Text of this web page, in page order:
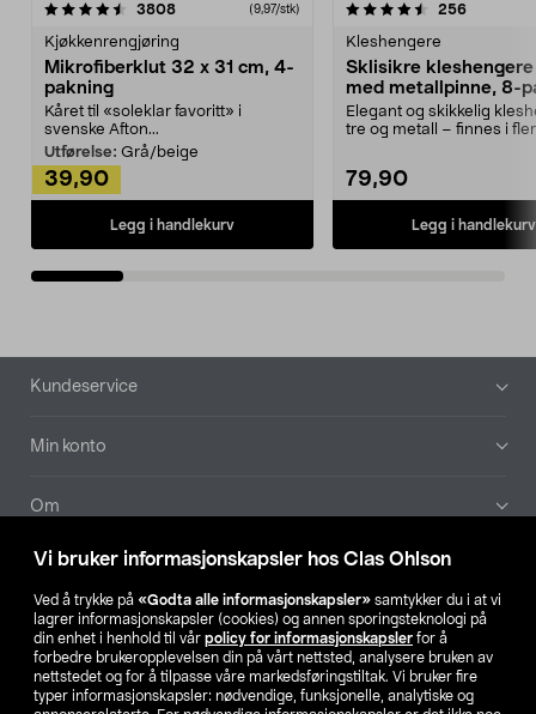
Vi bruker informasjonskapsler hos Clas Ohlson
Ved å trykke på «Godta alle informasjonskapsler» samtykker du i at vi
lagrer informasjonskapsler (cookies) og annen sporingsteknologi på
din enhet i henhold til vår policy for informasjonskapsler for å
forbedre brukeropplevelsen din på vårt nettsted, analysere bruken av
nettstedet og for å tilpasse våre markedsføringstiltak. Vi bruker fire
typer informasjonskapsler: nødvendige, funksjonelle, analytiske og
3808anmeldelser(9,97/stk)
Kjøkkenrengjøring
Mikrofiberklut 32 x 31 cm, 4-
pakning
Kåret til «soleklar favoritt» i
svenske Afton...
Utførelse: Grå/beige
39,90
Legg i handlekurv
4.5av 5 stjerner 256
Kleshengere
Sklisikre
med metallpinne, 8-
Elegant og skikkelig
tre og metall – finnes i
79,90
Legg i handlekurv
4.5av 5 stjerner
Bunntekst
Kundeservice
Min konto
Om
Aktuelt
Våre selskaper
Finn din butikk